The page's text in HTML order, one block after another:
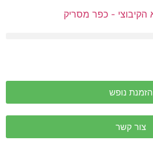
הזמנת נופש
צור קשר